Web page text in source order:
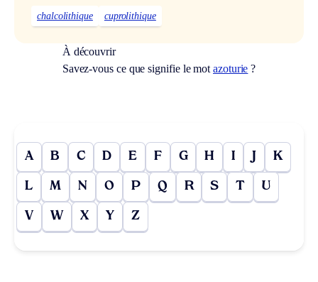
chalcolithique cuprolithique
À découvrir
Savez-vous ce que signifie le motazoturie ?
A B C D E F G H I J K
L M N O P Q R S T U
V W X Y Z